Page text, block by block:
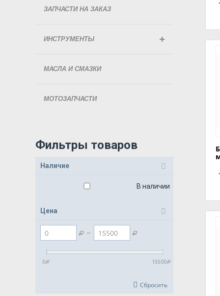
ЗАПЧАСТИ НА ЗАКАЗ
ИНСТРУМЕНТЫ
МАСЛА И СМАЗКИ
МОТОЗАПЧАСТИ
Фильтры товаров
Наличие
В наличии
Цена
Р– Р
0 Р 15500 Р
Сбросить